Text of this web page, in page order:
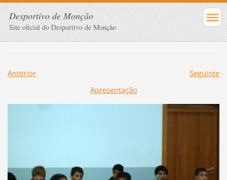
Desportivo de Monção
Site oficial do Desportivo de Monção
Anterior
Seguinte
Apresentação